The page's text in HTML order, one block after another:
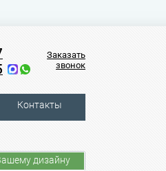
Заказать
звонок
Контакты
дизайну